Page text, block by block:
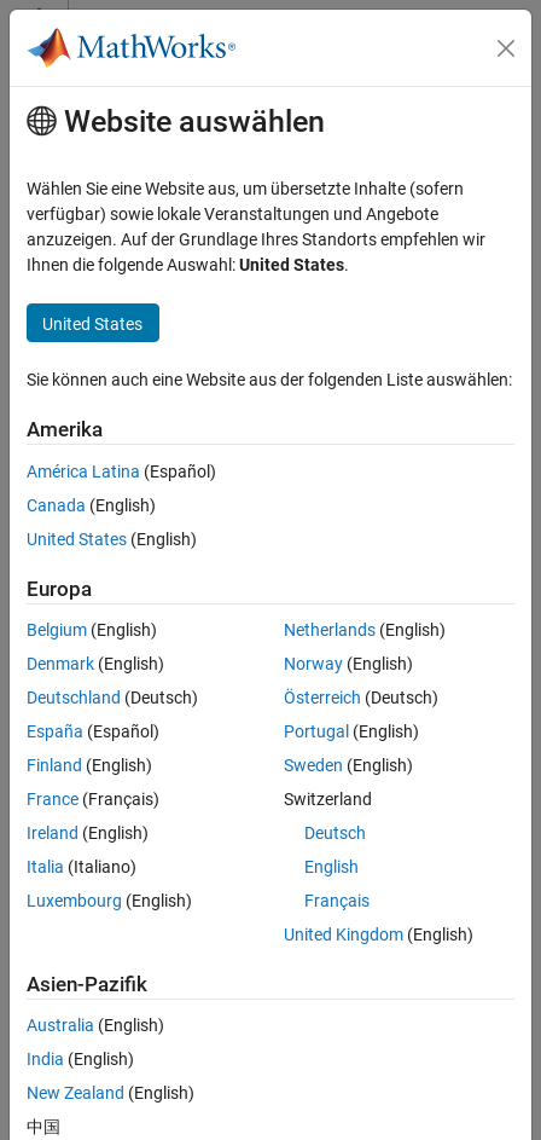
Weiter zum Inhalt
Support-Bereich auswählen
Meine Support-Fälle ansehen
Navigation im Panel
Installation und Setup
Download, Installation und Updates
Mit neuen Produkten starten
Navigation im Panel
Verwendung des Produkts
Hilfe bei Produkten
Fehler oder Performance-Probleme
Bugs oder Abstürze melden
Probleme mit Online-Schulungen oder Onramp
Website auswählen
Wählen Sie eine Website aus, um übersetzte Inhalte (sofern
verfügbar) sowie lokale Veranstaltungen und Angebote
anzuzeigen. Auf der Grundlage Ihres Standorts empfehlen wir
Ihnen die folgende Auswahl:United States.
United States
Sie können auch eine Website aus der folgenden Liste auswählen:
Amerika
América Latina (Español)
Canada (English)
United States (English)
Europa
Belgium (English)
Denmark (English)
Deutschland (Deutsch)
España (Español)
Finland (English)
France (Français)
Ireland (English)
Italia (Italiano)
Luxembourg (English)
Netherlands(English)
Norway(English)
Österreich (Deutsch)
Portugal (English)
Sweden (English)
Switzerland
Deutsch
English
Français
United Kingdom(English)
Asien-Pazifik
Australia (English)
India (English)
New Zealand (English)
中国